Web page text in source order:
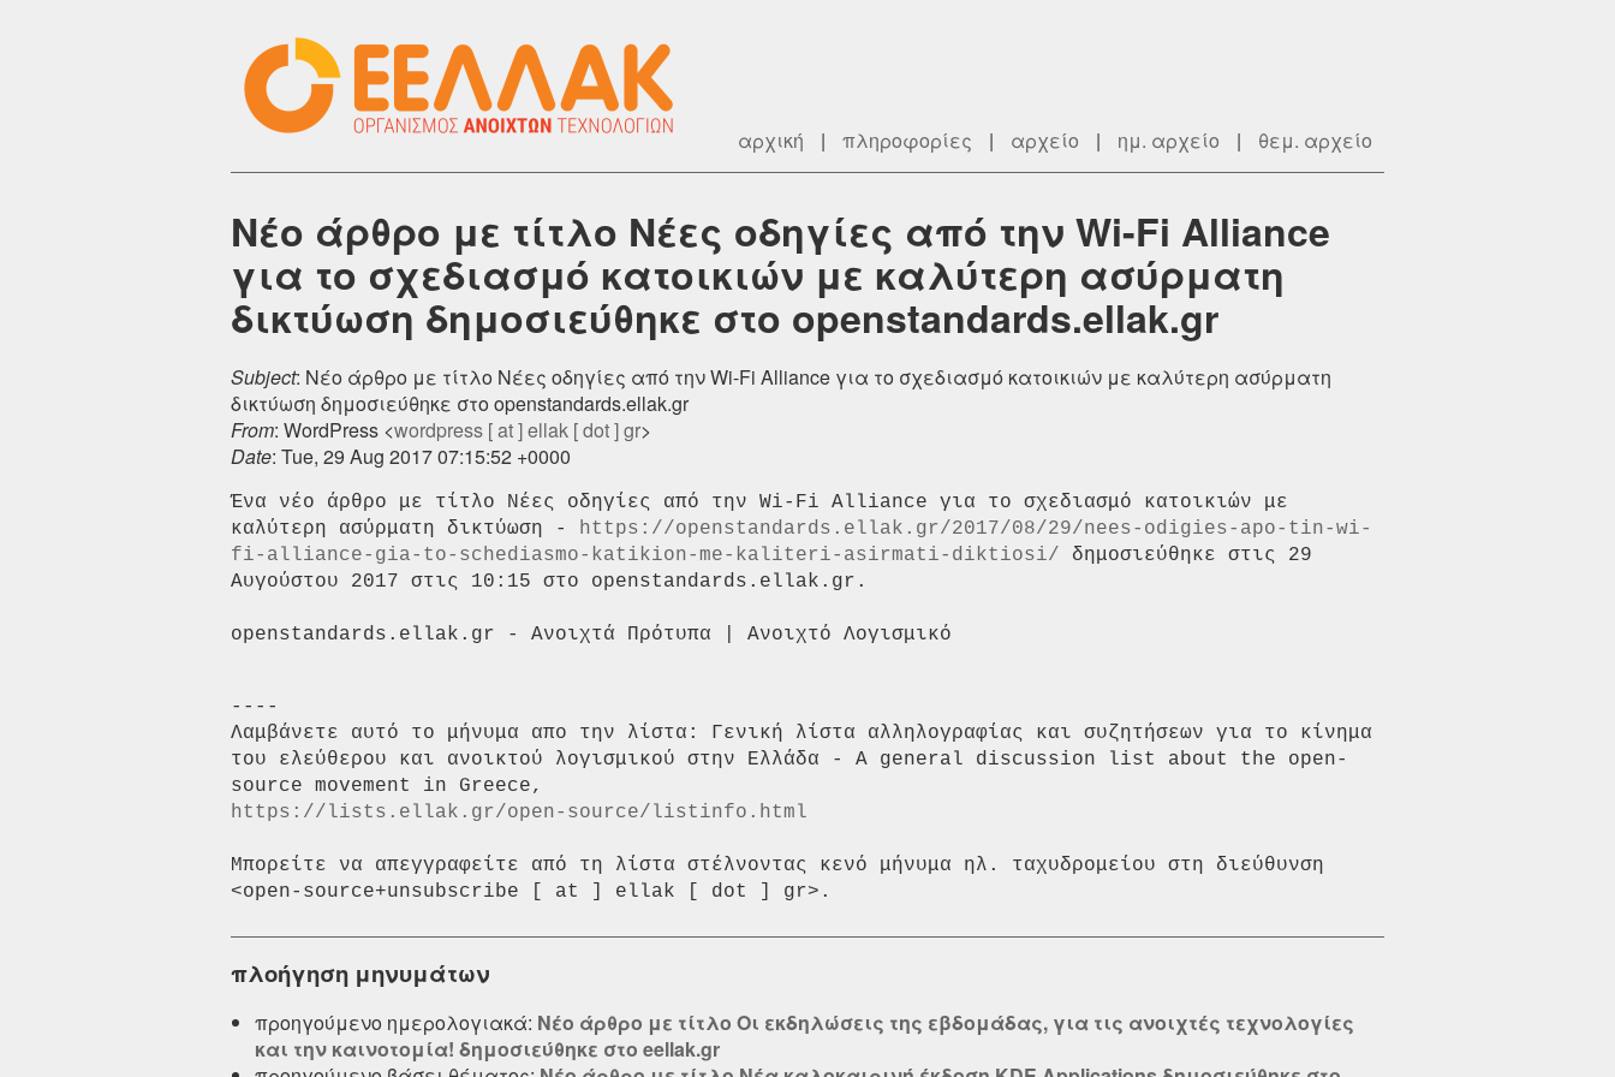
αρχική | πληροφορίες | αρχείο | ημ. αρχείο | θεμ. αρχείο
Νέο άρθρο με τίτλο Νέες οδηγίες από την Wi-Fi Alliance
για το σχεδιασμό κατοικιών με καλύτερη ασύρματη
δικτύωση δημοσιεύθηκε στο openstandards.ellak.gr
Subject: Νέο άρθρο με τίτλο Νέες οδηγίες από την Wi-Fi Alliance για το σχεδιασμό κατοικιών με καλύτερη ασύρματη
δικτύωση δημοσιεύθηκε στο openstandards.ellak.gr
From: WordPress <wordpress [ at ] ellak [ dot ] gr>
Date: Tue, 29 Aug 2017 07:15:52 +0000
Ένα νέο άρθρο με τίτλο Νέες οδηγίες από την Wi-Fi Alliance για το σχεδιασμό κατοικιών με
καλύτερη ασύρματη δικτύωση - https://openstandards.ellak.gr/2017/08/29/nees-odigies-apo-tin-wi-
fi-alliance-gia-to-schediasmo-katikion-me-kaliteri-asirmati-diktiosi/
δημοσιεύθηκε στις 29
Αυγούστου 2017 στις 10:15 στο openstandards.ellak.gr.
----
Λαμβάνετε αυτό το μήνυμα απο την λίστα: Γενική λίστα αλληλογραφίας και συζητήσεων για το κίνημα
του ελεύθερου και ανοικτού λογισμικού στην Ελλάδα - A general discussion list about the open-
https://lists.ellak.gr/open-source/listinfo.html
Μπορείτε να απεγγραφείτε από τη λίστα στέλνοντας κενό μήνυμα ηλ. ταχυδρομείου στη διεύθυνση
πλοήγηση μηνυμάτων
προηγούμενο ημερολογιακά: Νέο άρθρο με τίτλο Οι εκδηλώσεις της εβδομάδας, για τις ανοιχτές τεχνολογίες
και την καινοτομία! δημοσιεύθηκε στο eellak.gr